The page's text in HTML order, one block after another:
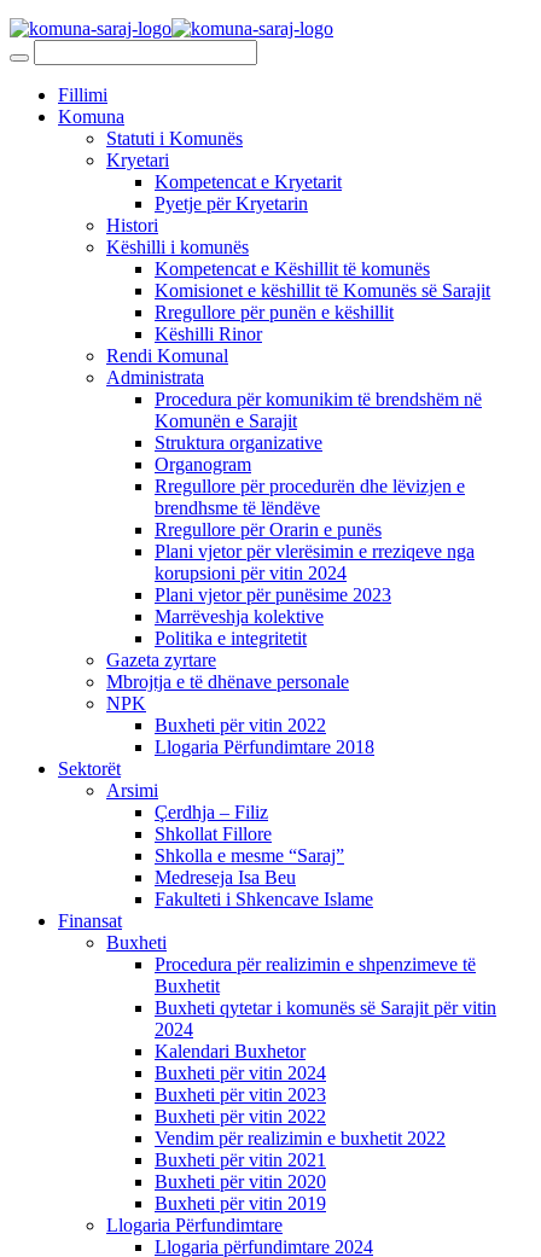
Fillimi
Komuna
Statuti i Komunës
Kryetari
Kompetencat e Kryetarit
Pyetje për Kryetarin
Histori
Këshilli i komunës
Kompetencat e Këshillit të komunës
Komisionet e këshillit të Komunës së Sarajit
Rregullore për punën e këshillit
Këshilli Rinor
Rendi Komunal
Administrata
Procedura për komunikim të brendshëm në
Komunën e Sarajit
Struktura organizative
Organogram
Rregullore për procedurën dhe lëvizjen e
brendhsme të lëndëve
Rregullore për Orarin e punës
Plani vjetor për vlerësimin e rreziqeve nga
korupsioni për vitin 2024
Plani vjetor për punësime 2023
Marrëveshja kolektive
Politika e integritetit
Gazeta zyrtare
Mbrojtja e të dhënave personale
NPK
Buxheti për vitin 2022
Llogaria Përfundimtare 2018
Sektorët
Arsimi
Çerdhja – Filiz
Shkollat Fillore
Shkolla e mesme “Saraj”
Medreseja Isa Beu
Fakulteti i Shkencave Islame
Finansat
Buxheti
Procedura për realizimin e shpenzimeve të
Buxhetit
Buxheti qytetar i komunës së Sarajit për vitin
2024
Kalendari Buxhetor
Buxheti për vitin 2024
Buxheti për vitin 2023
Buxheti për vitin 2022
Vendim për realizimin e buxhetit 2022
Buxheti për vitin 2021
Buxheti për vitin 2020
Buxheti për vitin 2019
Llogaria Përfundimtare
Llogaria përfundimtare 2024